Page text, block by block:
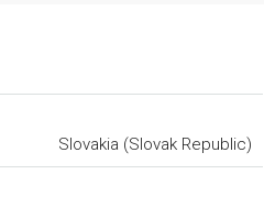
Slovakia (Slovak Republic)